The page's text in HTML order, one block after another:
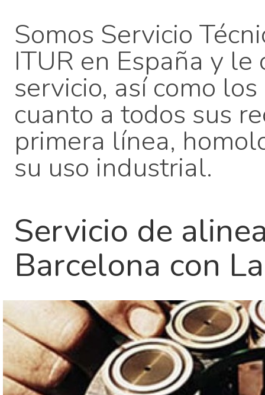
Somos Servicio
ITUR en España y
servicio, así como
cuanto a todos sus
primera línea,
su uso industrial.
Servicio de
Barcelona con